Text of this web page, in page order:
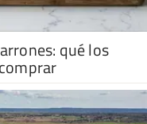
qué los